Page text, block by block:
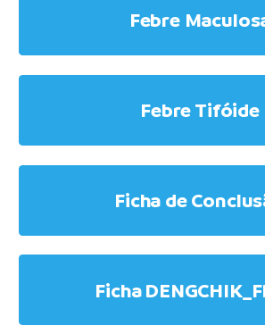
Febre
Febre Tifóide
Ficha de
Ficha